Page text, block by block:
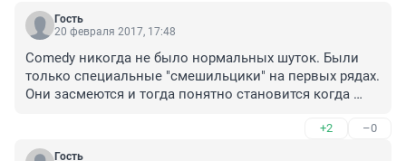
Гость
20 февраля 2017, 17:48
Comedy никогда не было нормальных шуток. Были
только специальные "смешильцики" на первых рядах.
Они засмеются и тогда понятно становится когда
+2 –0
Гость